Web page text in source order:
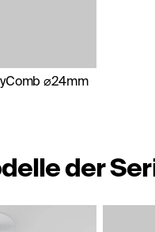
⌀24mm
der